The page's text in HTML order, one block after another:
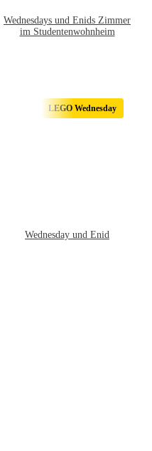
Wednesdays und Enids Zimmer
im Studentenwohnheim
LEGO Wednesday
Wednesday und Enid